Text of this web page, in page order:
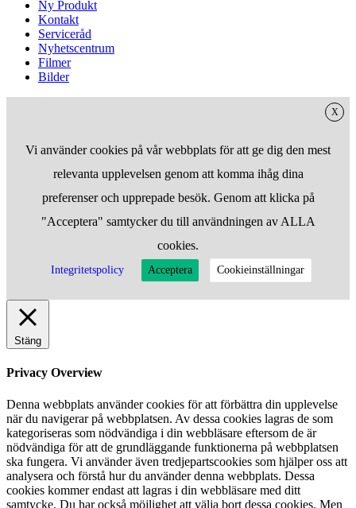
Ny Produkt
Kontakt
Serviceråd
Nyhetscentrum
Filmer
Bilder
X
Vi använder cookies på vår webbplats för att ge dig den mest
relevanta upplevelsen genom att komma ihåg dina
preferenser och upprepade besök. Genom att klicka på
"Acceptera" samtycker du till användningen av ALLA
cookies.
Integritetspolicy Acceptera Cookieinställningar
Stäng
Privacy Overview
Denna webbplats använder cookies för att förbättra din upplevelse
när du navigerar på webbplatsen. Av dessa cookies lagras de som
kategoriseras som nödvändiga i din webbläsare eftersom de är
nödvändiga för att de grundläggande funktionerna på webbplatsen
ska fungera. Vi använder även tredjepartscookies som hjälper oss att
analysera och förstå hur du använder denna webbplats. Dessa
cookies kommer endast att lagras i din webbläsare med ditt
samtycke. Du har också möjlighet att välja bort dessa cookies. Men